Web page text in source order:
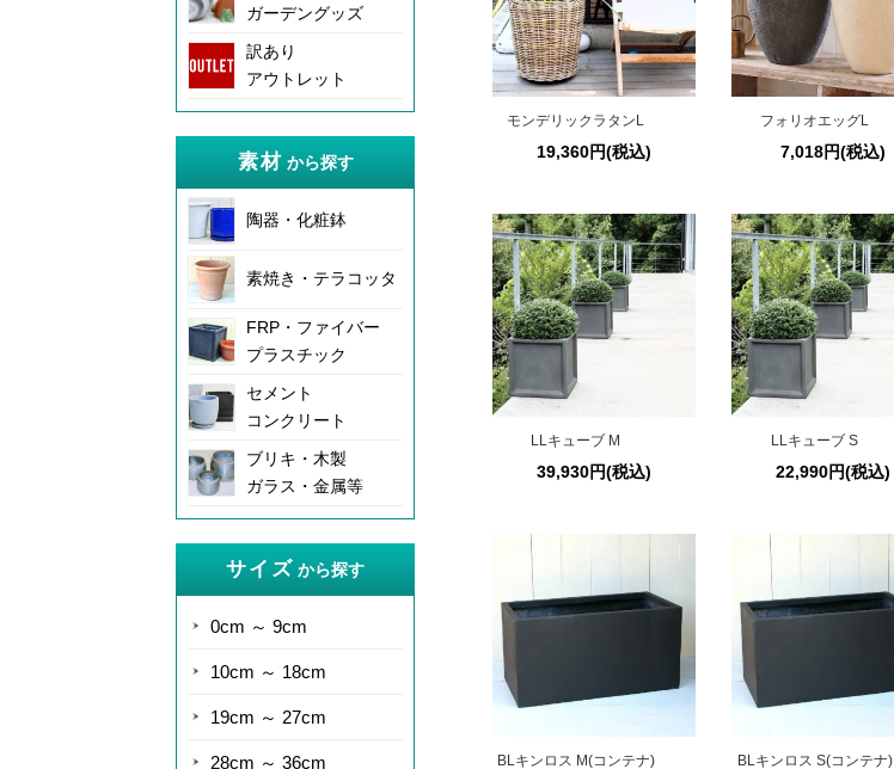
ガーデングッズ
訳あり
アウトレット
素材 から探す
陶器・化粧鉢
素焼き・テラコッタ
FRP・ファイバー
プラスチック
セメント
コンクリート
ブリキ・木製
ガラス・金属等
サイズ から探す
0cm ～ 9cm
10cm ～ 18cm
19cm ～ 27cm
28cm ～ 36cm
モンデリックラタンL
19,360円(税込)
フォリオエッグL
7,018円(税込)
LLキューブ M
39,930円(税込)
LLキューブ S
22,990円(税込)
BLキンロス M(コンテナ) BLキンロス S(コンテナ)